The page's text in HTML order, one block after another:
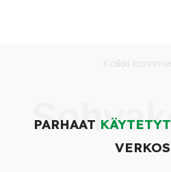
PARHAAT KÄYTETYT